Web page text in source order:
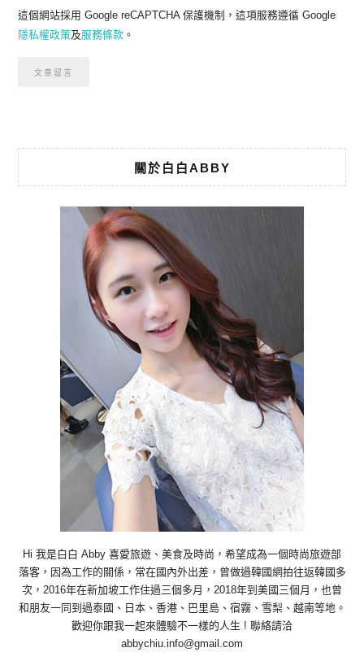
這個網站採用 Google reCAPTCHA 保護機制，這項服務遵循 Google
隱私權政策及服務條款 。
關於白白ABBY
Hi 我是白白 Abby 喜愛旅遊、美食及時尚，希望成為一個時尚旅遊部
落客，因為工作的關係，常在國內外出差，曾做過韓國網拍往返韓國多
次，2016年在新加坡工作住過三個多月，2018年到美國三個月，也曾
和朋友一同到過泰國、日本、香港、巴里島、宿霧、雪梨、越南等地。
歡迎你跟我一起來體驗不一樣的人生 ! 聯絡請洽
abbychiu.info@gmail.com